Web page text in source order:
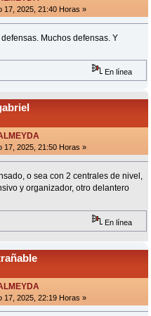
17, 2025, 21:40 Horas »
Muchos defensas. Y
En línea
17, 2025, 21:50 Horas »
o sea con 2 centrales de nivel,
y organizador, otro delantero
En línea
17, 2025, 22:19 Horas »